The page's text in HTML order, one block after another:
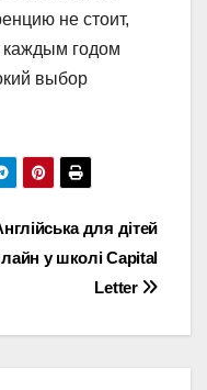
не стоит,
каждым годом
выбор
для дітей
у школі Capital
Letter